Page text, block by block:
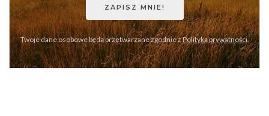
Twoje dane osobowe będą przetwarzane zgodnie zPolityką prywatności.